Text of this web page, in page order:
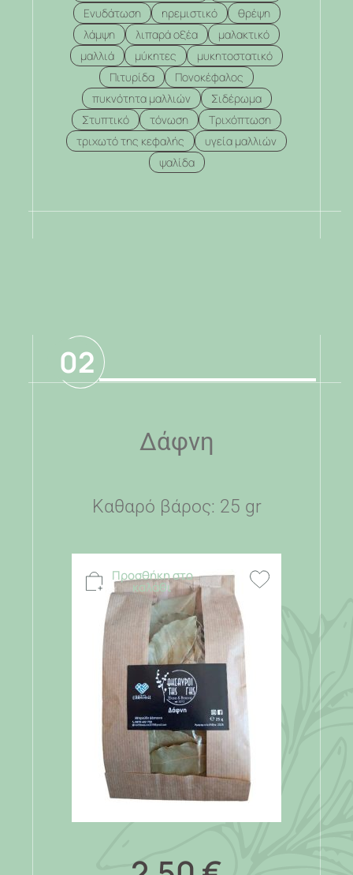
Ενυδάτωση
ηρεμιστικό
θρέψη
λάμψη
λιπαρά οξέα
μαλακτικό
μαλλιά
μύκητες
μυκητοστατικό
Πιτυρίδα
Πονοκέφαλος
πυκνότητα μαλλιών
Σιδέρωμα
Στυπτικό
τόνωση
Τριχόπτωση
τριχωτό της κεφαλής
υγεία μαλλιών
ψαλίδα
.
02
Δάφνη
Καθαρό βάρος: 25 gr
Προσθήκη στο
καλάθι